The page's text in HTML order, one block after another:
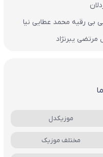
بی رقیه محمد عطایی نیا
یبرنژاد
موزیکدل
مختلف موزیک